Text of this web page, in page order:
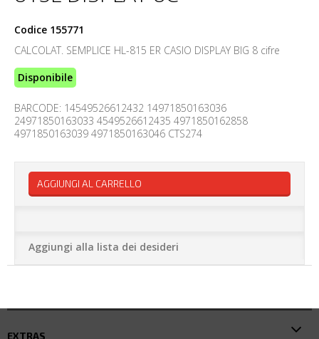
Codice 155771
CALCOLAT. SEMPLICE HL-815 ER CASIO DISPLAY BIG 8 cifre
Disponibile
BARCODE: 14549526612432 14971850163036
24971850163033 4549526612435 4971850162858
4971850163039 4971850163046 CTS274
AGGIUNGI AL CARRELLO
Aggiungi alla lista dei desideri
EXTRAS